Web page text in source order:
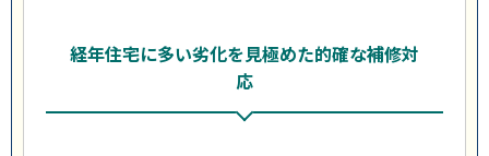
経年住宅に多い劣化を見極めた的確な補修対
応